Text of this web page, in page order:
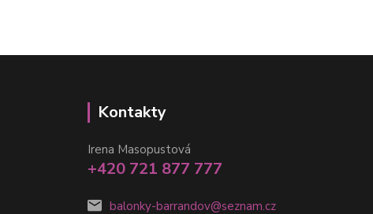
Kontakty
Irena Masopustová
+420 721 877 777
balonky-barrandov@seznam.cz